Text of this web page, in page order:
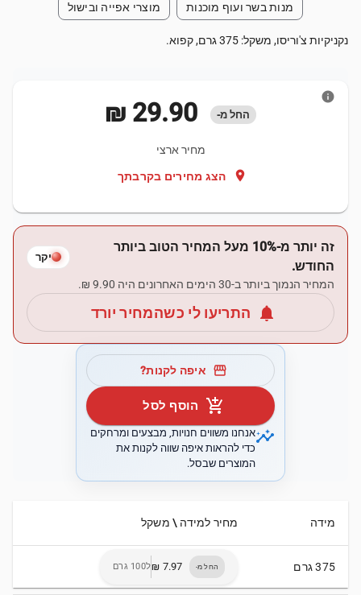
מנות בשר ועוף מוכנות מוצרי אפייה ובישול
נקניקיות צ'וריסו, משקל: 375 גרם, קפוא.
החל מ-
מחיר ארצי
location_on הצג מחירים בקרבתך
info
זה יותר מ-10% מעל המחיר הטוב ביותר
החודש.
יקר
המחיר הנמוך ביותר ב-30 הימים האחרונים היה ‏9.90 ‏₪.
notifications התריעו לי כשהמחיר יורד
storefront איפה לקנות?
add_shopping_cart הוסף לסל
insightsאנחנו משווים חנויות, מבצעים ומרחקים
כדי להראות איפה שווה לקנות את
המוצרים שבסל.
מידה מחיר למידה \ משקל
375 גרם החל מ- ל100 גרם